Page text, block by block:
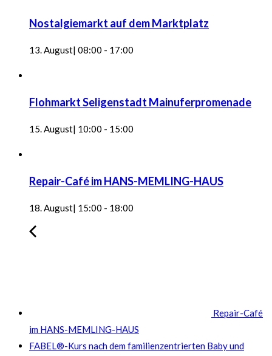
Nostalgiemarkt auf dem Marktplatz
13. August| 08:00 - 17:00
Flohmarkt Seligenstadt Mainuferpromenade
15. August| 10:00 - 15:00
Repair-Café im HANS-MEMLING-HAUS
18. August| 15:00 - 18:00
Repair-Café
im HANS-MEMLING-HAUS
FABEL®-Kurs nach dem familienzentrierten Baby und